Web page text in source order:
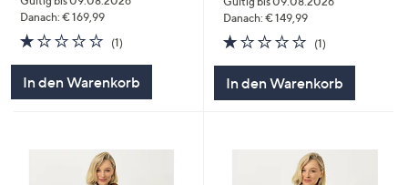
Danach: € 169,99
1.0
von
(1)1
In den Warenkorb
Danach: € 149,99
1.0
von
(1)1
In den Warenkorb